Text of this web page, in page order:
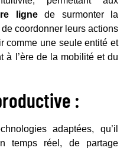
lignede surmonter la
coordonner leurs actions
comme une seule entité et
à l’ère de la mobilité et du
:
adaptées, qu’il
temps réel, de partage